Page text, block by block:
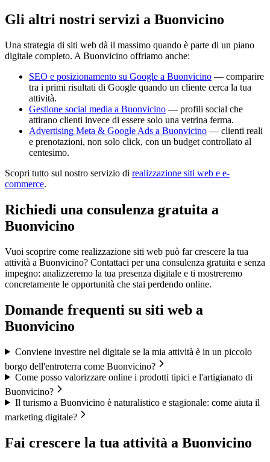
Gli altri nostri servizi a Buonvicino
Una strategia di siti web dà il massimo quando è parte di un piano
digitale completo. A Buonvicino offriamo anche:
SEO e posizionamento su Google a Buonvicino — comparire
tra i primi risultati di Google quando un cliente cerca la tua
attività.
Gestione social media a Buonvicino — profili social che
attirano clienti invece di essere solo una vetrina ferma.
Advertising Meta & Google Ads a Buonvicino — clienti reali
e prenotazioni, non solo click, con un budget controllato al
centesimo.
Scopri tutto sul nostro servizio di realizzazione siti web e e-
commerce.
Richiedi una consulenza gratuita a
Buonvicino
Vuoi scoprire come realizzazione siti web può far crescere la tua
attività a Buonvicino? Contattaci per una consulenza gratuita e senza
impegno: analizzeremo la tua presenza digitale e ti mostreremo
concretamente le opportunità che stai perdendo online.
Domande frequenti su siti web a
Buonvicino
Conviene investire nel digitale se la mia attività è in un piccolo
borgo dell'entroterra come Buonvicino?
Come posso valorizzare online i prodotti tipici e l'artigianato di
Buonvicino?
Il turismo a Buonvicino è naturalistico e stagionale: come aiuta il
marketing digitale?
Fai crescere la tua attività a Buonvicino